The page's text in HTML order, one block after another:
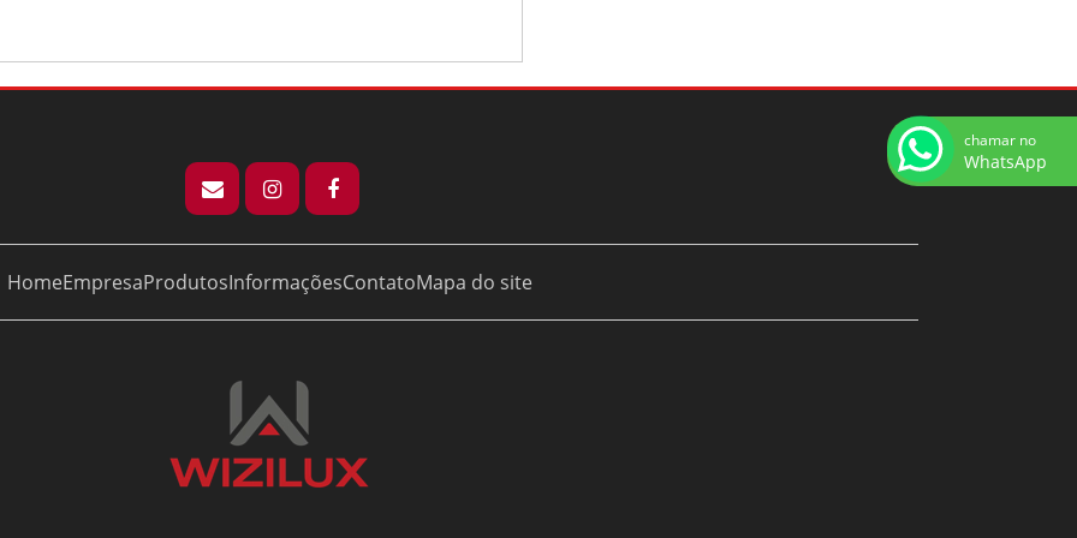
HomeEmpresaProdutosInformaçõesContatoMapa do site
chamar no
WhatsApp